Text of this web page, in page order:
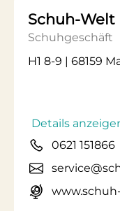
Schuh-Welt
Schuhgeschäft
H1 8-9 | 68159
Details
0621 151866